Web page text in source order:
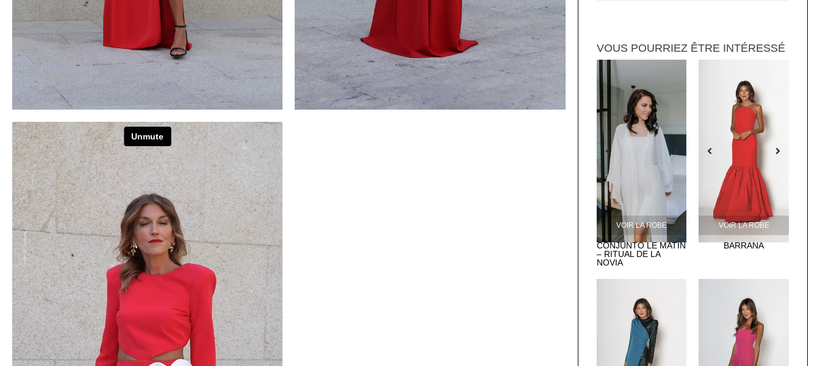
VOUS POURRIEZ ÊTRE INTÉRESSÉ
VOIR LA ROBE
CONJUNTO LE MATIN
– RITUAL DE LA
NOVIA
VOIR LA ROBE
BARRAÑA